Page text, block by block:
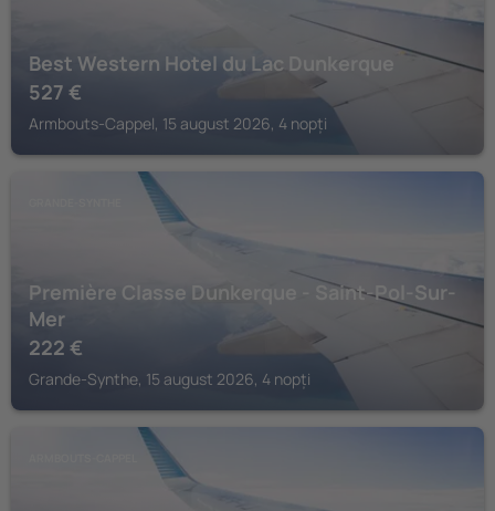
Best Western Hotel du Lac Dunkerque
527 €
Armbouts-Cappel, 15 august 2026, 4 nopți
Première Classe Dunkerque - Saint-Pol-Sur-
Mer
222 €
Grande-Synthe, 15 august 2026, 4 nopți